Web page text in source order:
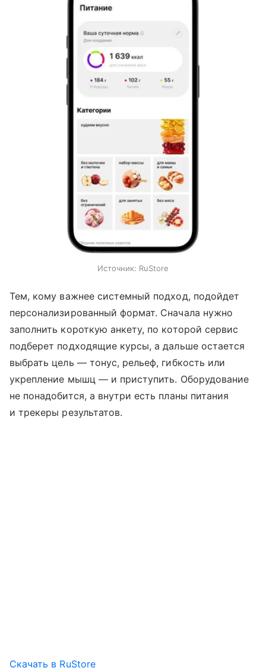
Источник: RuStore
Тем, кому важнее системный подход, подойдет
персонализированный формат. Сначала нужно
заполнить короткую анкету, по которой сервис
подберет подходящие курсы, а дальше остается
выбрать цель — тонус, рельеф, гибкость или
укрепление мышц — и приступить. Оборудование
не понадобится, а внутри есть планы питания
и трекеры результатов.
Скачать в RuStore